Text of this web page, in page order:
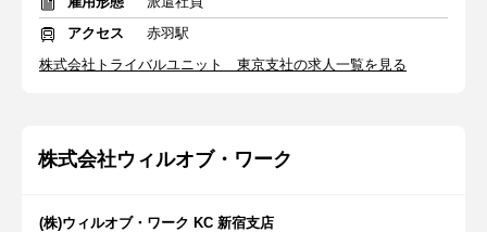
アクセス
赤羽駅
株式会社トライバルユニット 東京支社の求人一覧を見る
株式会社ウィルオブ・ワーク
(株)ウィルオブ・ワーク KC 新宿支店